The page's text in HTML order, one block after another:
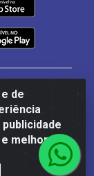
de
melhorar a
Alimentos
- Santa
- CNPJ